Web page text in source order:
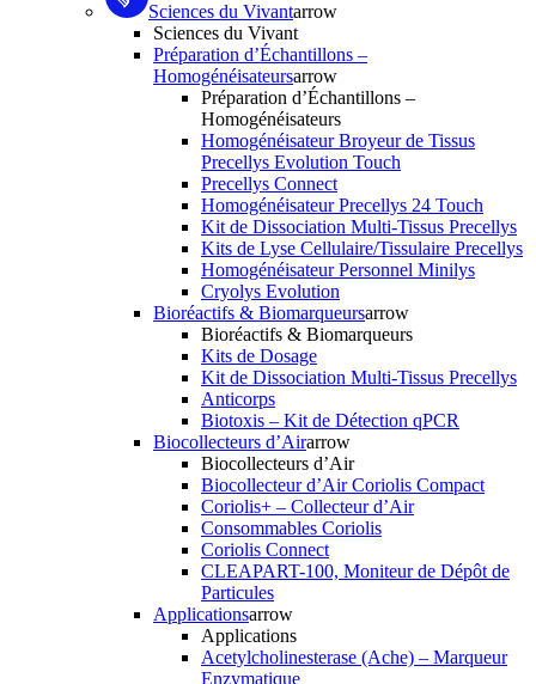
Sciences du Vivantarrow
Sciences du Vivant
Préparation d’Échantillons –
Homogénéisateursarrow
Préparation d’Échantillons –
Homogénéisateurs
Homogénéisateur Broyeur de Tissus
Precellys Evolution Touch
Precellys Connect
Homogénéisateur Precellys 24 Touch
Kit de Dissociation Multi-Tissus Precellys
Kits de Lyse Cellulaire/Tissulaire Precellys
Homogénéisateur Personnel Minilys
Cryolys Evolution
Bioréactifs & Biomarqueursarrow
Bioréactifs & Biomarqueurs
Kits de Dosage
Kit de Dissociation Multi-Tissus Precellys
Anticorps
Biotoxis – Kit de Détection qPCR
Biocollecteurs d’Airarrow
Biocollecteurs d’Air
Biocollecteur d’Air Coriolis Compact
Coriolis+ – Collecteur d’Air
Consommables Coriolis
Coriolis Connect
CLEAPART-100, Moniteur de Dépôt de
Particules
Applicationsarrow
Applications
Acetylcholinesterase (Ache) – Marqueur
Enzymatique